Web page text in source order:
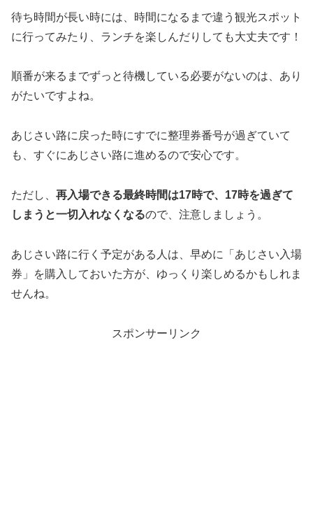
待ち時間が長い時には、時間になるまで違う観光スポット
に行ってみたり、ランチを楽しんだりしても大丈夫です！
順番が来るまでずっと待機している必要がないのは、あり
がたいですよね。
あじさい路に戻った時にすでに整理券番号が過ぎていて
も、すぐにあじさい路に進めるので安心です。
ただし、 再入場できる最終時間は17時で、17時を過ぎて
しまうと一切入れなくなるので、注意しましょう。
あじさい路に行く予定がある人は、早めに「あじさい入場
券」を購入しておいた方が、ゆっくり楽しめるかもしれま
せんね。
スポンサーリンク